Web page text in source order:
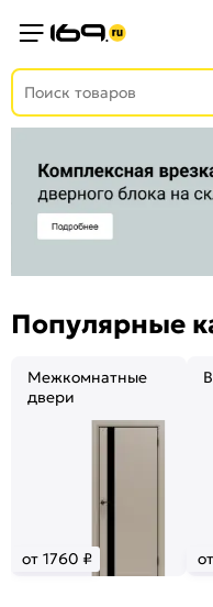
Популярные
Межкомнатные
двери
от 1760 ₽